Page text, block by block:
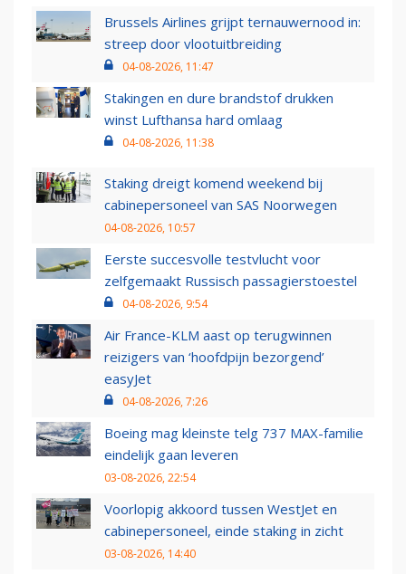
Brussels Airlines grijpt ternauwernood in:
streep door vlootuitbreiding
04-08-2026, 11:47
Stakingen en dure brandstof drukken
winst Lufthansa hard omlaag
04-08-2026, 11:38
Staking dreigt komend weekend bij
cabinepersoneel van SAS Noorwegen
04-08-2026, 10:57
Eerste succesvolle testvlucht voor
zelfgemaakt Russisch passagierstoestel
04-08-2026, 9:54
Air France-KLM aast op terugwinnen
reizigers van ‘hoofdpijn bezorgend’
easyJet
04-08-2026, 7:26
Boeing mag kleinste telg 737 MAX-familie
eindelijk gaan leveren
03-08-2026, 22:54
Voorlopig akkoord tussen WestJet en
cabinepersoneel, einde staking in zicht
03-08-2026, 14:40